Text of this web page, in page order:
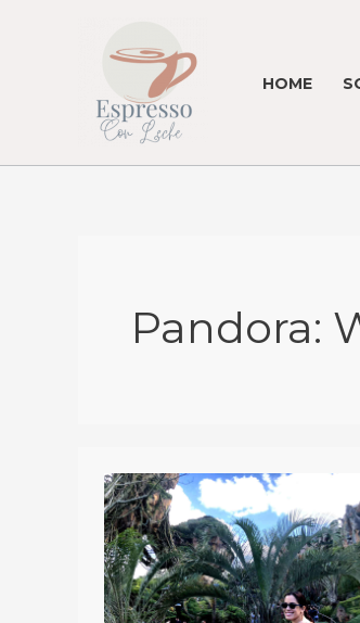
HOME
Pandora:
Un
Mundo
Mágico
Inspira
Proteger